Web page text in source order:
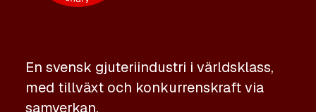
En svensk gjuteriindustri i världsklass,
med tillväxt och konkurrenskraft via
samverkan.